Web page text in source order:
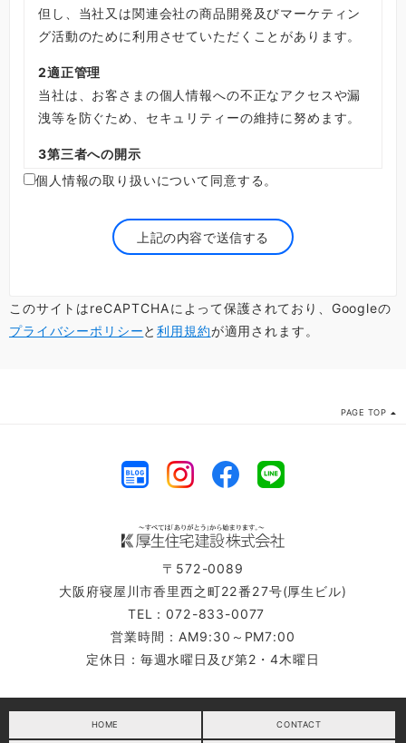
但し、当社又は関連会社の商品開発及びマーケティン
グ活動のために利用させていただくことがあります。
2適正管理
当社は、お客さまの個人情報への不正なアクセスや漏
洩等を防ぐため、セキュリティーの維持に努めます。
3第三者への開示
当社はお客さまから承諾を得ている場合を除き、第三
但し、お客さまの個人情報を第１項の目的のため関連
会社に提供する場合、当社がDMの発送やメール配信
基づく開示など正当な理由がある場合にはこの限りで
はありません。
する関連会社や委託先に対し、適切な取扱い及び保護
外の利用を禁止します。
当社又は関連会社の商品やサービス等に関する情報の
提供が不要な場合には、その旨をご連絡いただけれ
ば、提供を中止いたします。
開示・訂正等
希望される場合には、ご連絡いただければ、合理的な
範囲で速やかに対応させていただきます。
当社は、お客さまの個人情報の取扱いに関する法令等
個人情報の取り扱いについて同意する。
このサイトはreCAPTCHAによって保護されており、Googleの
プライバシーポリシーと利用規約が適用されます。
PAGE TOP
〒572-0089
大阪府寝屋川市香里西之町22番27号(厚生ビル)
TEL：072-833-0077
営業時間：AM9:30～PM7:00
定休日：毎週水曜日及び第2・4木曜日
HOME CONTACT